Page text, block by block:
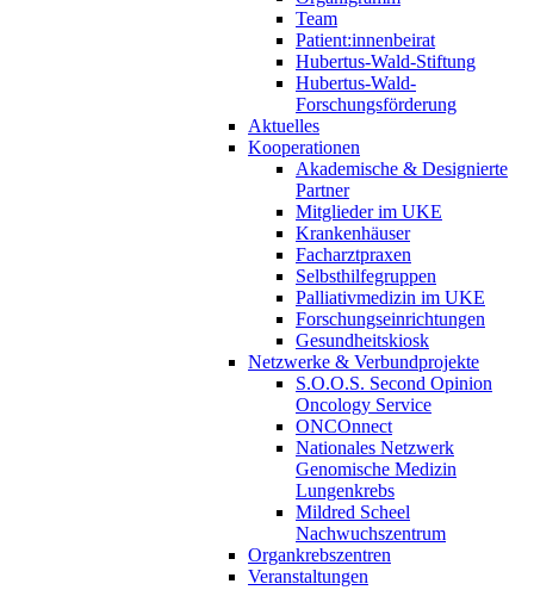
Team
Patient:innenbeirat
Hubertus-Wald-Stiftung
Hubertus-Wald-
Forschungsförderung
Aktuelles
Kooperationen
Akademische & Designierte
Partner
Mitglieder im UKE
Krankenhäuser
Facharztpraxen
Selbsthilfegruppen
Palliativmedizin im UKE
Forschungseinrichtungen
Gesundheitskiosk
Netzwerke & Verbundprojekte
S.O.O.S. Second Opinion
Oncology Service
ONCOnnect
Nationales Netzwerk
Genomische Medizin
Lungenkrebs
Mildred Scheel
Nachwuchszentrum
Organkrebszentren
Veranstaltungen